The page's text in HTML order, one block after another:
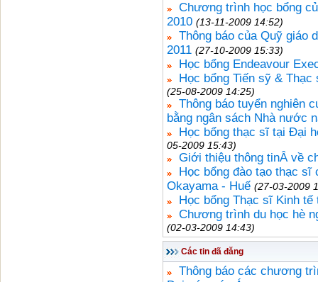
Chương trình học bổng
2010 (13-11-2009 14:52)
Thông báo của Quỹ giáo
2011 (27-10-2009 15:33)
Học bổng Endeavour
Học bổng Tiến sỹ &
(25-08-2009 14:25)
Thông báo tuyển nghiên
bằng ngân sách Nhà nước
Học bổng thạc sĩ tại Đại
05-2009 15:43)
Giới thiệu thông tinÂ về
Học bổng đào tạo thạc
Okayama - Huế (27-03-2009
Học bổng Thạc sĩ Kinh tế
Chương trình du học hè
(02-03-2009 14:43)
Các tin đã đăng
Thông báo các chương